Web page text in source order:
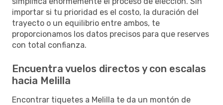
importar si tu prioridad es el costo, la duración del
trayecto o un equilibrio entre ambos, te
proporcionamos los datos precisos para que reserves
con total confianza.
Encuentra vuelos directos y con escalas
hacia Melilla
Encontrar tiquetes a Melilla te da un montón de